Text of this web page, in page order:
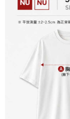
1.分期款項不併入電
2.透過簡訊連結打開
帳／街口支付／
【注意事項】
1.本服務係由「台灣
用戶於交易時，得透
買賣價金債權讓與本
2.基於同意付款使用
資料（包含姓名、電
由本公司與您本人進
3.完整用戶服務條款
【「AFTEE先享後付
１．於結帳方式選擇
結帳頁面，進行簡訊
２．訂單成立數日內
３．收到繳費通知簡
ATM／網路銀行／等
※ 請注意：結帳手續
購買商品的店家。未
後付繳納相關費用。
※ 交易是否成功請以
是否繳費成功／繳費
每筆NT$65，滿
每筆NT$60，滿
7-11付款取貨
每筆NT$65，滿
每筆NT$60，滿